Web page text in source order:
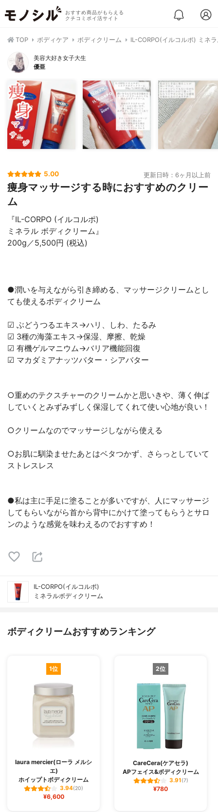
おすすめ商品がもらえる
クチコミポイ活サイト
TOP ボディケア ボディクリーム IL-CORPO(イルコルポ) ミネ
美容大好き女子大生
優亜
5.00 更新日時：6ヶ月以上前
痩身マッサージする時におすすめのクリー
ム
『IL-CORPO (イルコルポ)
ミネラル ボディクリーム』
200g／5,500円 (税込)
●潤いを与えながら引き締める、マッサージクリームとし
ても使えるボディクリーム
︎︎︎︎︎︎☑︎ ぶどうつるエキス→ハリ、しわ、たるみ
︎︎︎︎︎︎☑︎ 3種の海藻エキス→保湿、摩擦、乾燥
︎︎︎︎︎︎☑︎ 有機ゲルマニウム→バリア機能回復
︎︎︎︎︎︎☑︎ マカダミアナッツバター・シアバター
○重めのテクスチャーのクリームかと思いきや、薄く伸ば
していくとみずみずしく保湿してくれて使い心地が良い！
○クリームなのでマッサージしながら使える
○お肌に馴染ませたあとはベタつかず、さらっとしていて
ストレスレス
●私は主に手足に塗ることが多いですが、人にマッサージ
してもらいながら首から背中にかけて塗ってもらうとサロ
ンのような感覚を味わえるのでおすすめ！
IL-CORPO(イルコルポ)
ミネラルボディクリーム
ボディクリームおすすめランキング
1位
laura mercier(ローラ メルシ
エ)
ホイップトボディクリーム
3.94(20)
¥6,600
2位
CareCera(ケアセラ)
APフェイス&ボディクリーム
3.91(7)
¥780